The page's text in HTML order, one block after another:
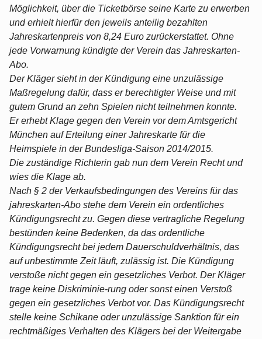
Möglichkeit, über die Ticketbörse seine Karte zu erwerben
und erhielt hierfür den jeweils anteilig bezahlten
Jahreskartenpreis von 8,24 Euro zurückerstattet. Ohne
jede Vorwarnung kündigte der Verein das Jahreskarten-
Abo.
Der Kläger sieht in der Kündigung eine unzulässige
Maßregelung dafür, dass er berechtigter Weise und mit
gutem Grund an zehn Spielen nicht teilnehmen konnte.
Er erhebt Klage gegen den Verein vor dem Amtsgericht
München auf Erteilung einer Jahreskarte für die
Heimspiele in der Bundesliga-Saison 2014/2015.
Die zuständige Richterin gab nun dem Verein Recht und
wies die Klage ab.
Nach § 2 der Verkaufsbedingungen des Vereins für das
jahreskarten-Abo stehe dem Verein ein ordentliches
Kündigungsrecht zu. Gegen diese vertragliche Regelung
bestünden keine Bedenken, da das ordentliche
Kündigungsrecht bei jedem Dauerschuldverhältnis, das
auf unbestimmte Zeit läuft, zulässig ist. Die Kündigung
verstoße nicht gegen ein gesetzliches Verbot. Der Kläger
trage keine Diskriminie-rung oder sonst einen Verstoß
gegen ein gesetzliches Verbot vor. Das Kündigungsrecht
stelle keine Schikane oder unzulässige Sanktion für ein
rechtmäßiges Verhalten des Klägers bei der Weitergabe